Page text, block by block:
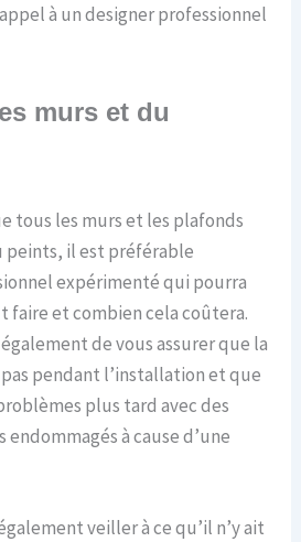
à un designer professionnel
murs et du
tous les murs et les plafonds
peints, il est préférable
expérimenté qui pourra
faire et combien cela coûtera.
de vous assurer que la
pendant l’installation et que
plus tard avec des
à cause d’une
veiller à ce qu’il n’y ait